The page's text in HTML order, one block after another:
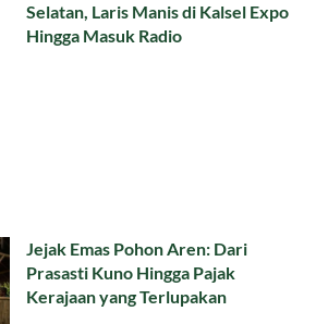
Selatan, Laris Manis di Kalsel Expo
Hingga Masuk Radio
Jejak Emas Pohon Aren: Dari
Prasasti Kuno Hingga Pajak
Kerajaan yang Terlupakan